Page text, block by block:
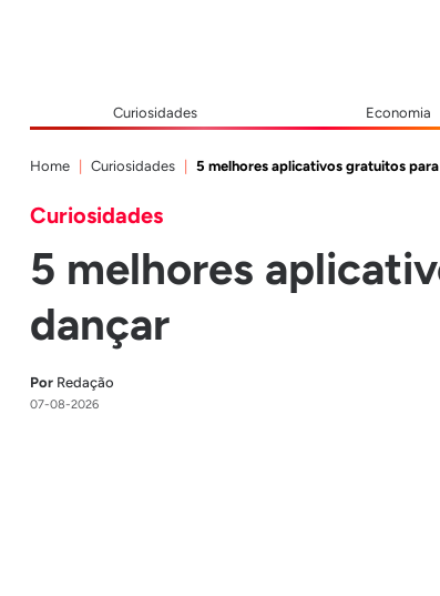
Curiosidades Economia
Home Curiosidades 5 melhores aplicativos gratuitos
Curiosidades
5 melhores
dançar
PorRedação
07-08-2026